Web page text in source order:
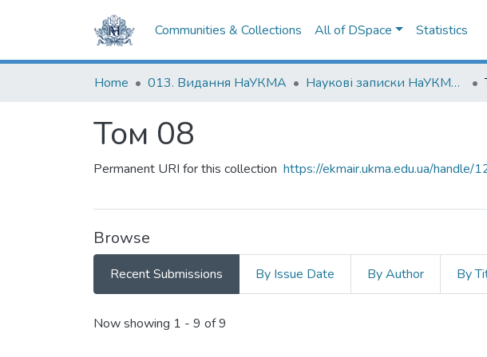
Communities & Collections All of DSpace Statistics
Home 013. Видання НаУКМА Наукові записки НаУКМА. Філософія та релігієзнавство
Том 08
Permanent URI for this collection https://ekmair.ukma.edu.ua/
Browse
Recent Submissions By Issue Date By Author By
Recent Submissions
Now showing 1 - 9 of 9